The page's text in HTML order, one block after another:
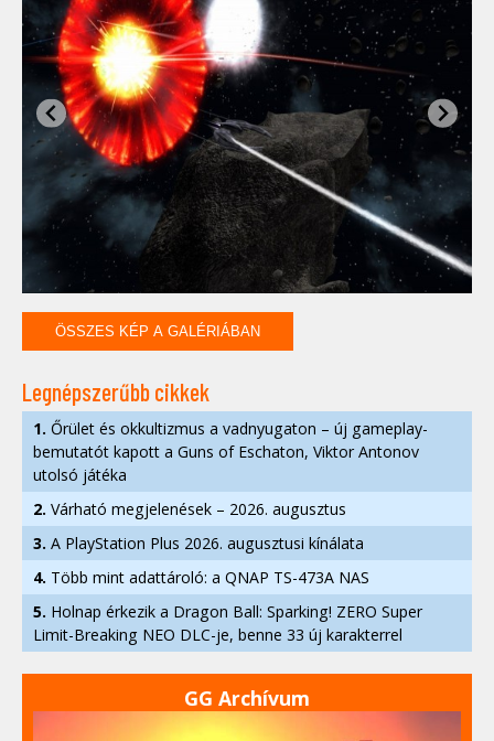
ÖSSZES KÉP A GALÉRIÁBAN
Legnépszerűbb cikkek
1. Őrület és okkultizmus a vadnyugaton – új gameplay-
bemutatót kapott a Guns of Eschaton, Viktor Antonov
utolsó játéka
2. Várható megjelenések – 2026. augusztus
3. A PlayStation Plus 2026. augusztusi kínálata
4. Több mint adattároló: a QNAP TS-473A NAS
5. Holnap érkezik a Dragon Ball: Sparking! ZERO Super
Limit-Breaking NEO DLC-je, benne 33 új karakterrel
GG Archívum